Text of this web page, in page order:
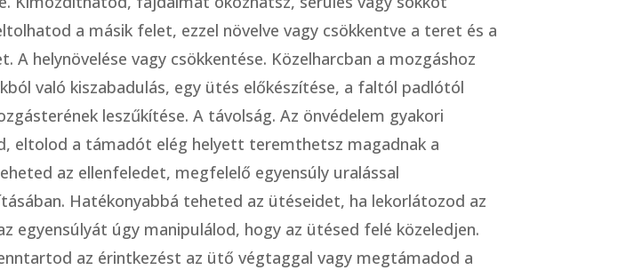
a másik felet, ezzel növelve vagy csökkentve a teret és a
helynövelése vagy csökkentése. Közelharcban a mozgáshoz
való kiszabadulás, egy ütés előkészítése, a faltól padlótól
leszűkítése. A távolság. Az önvédelem gyakori
eltolod a támadót elég helyett teremthetsz magadnak a
az ellenfeledet, megfelelő egyensúly uralással
Hatékonyabbá teheted az ütéseidet, ha lekorlátozod az
egyensúlyát úgy manipulálod, hogy az ütésed felé közeledjen.
az érintkezést az ütő végtaggal vagy megtámadod a